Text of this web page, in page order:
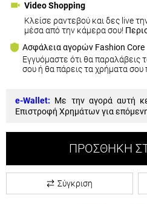
Video Shopping
Κλείσε ραντεβού και δες live
μέσα από την κάμερα σου!
Ασφάλεια αγορών Fashion Core
Εγγυόμαστε ότι θα παραλάβεις
σου ή θα πάρεις τα χρήματα σου
e-Wallet: Με την αγορά αυτή
Επιστροφή Χρημάτων για
ΠΡΟΣΘΉΚΗ
Σύγκριση